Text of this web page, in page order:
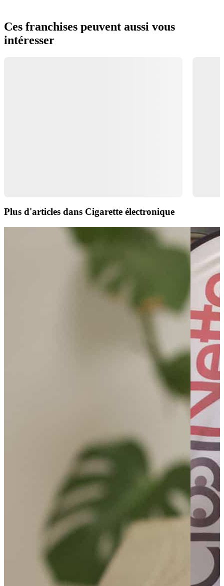
Ces franchises peuvent aussi vous
intéresser
Plus d'articles dans Cigarette électronique